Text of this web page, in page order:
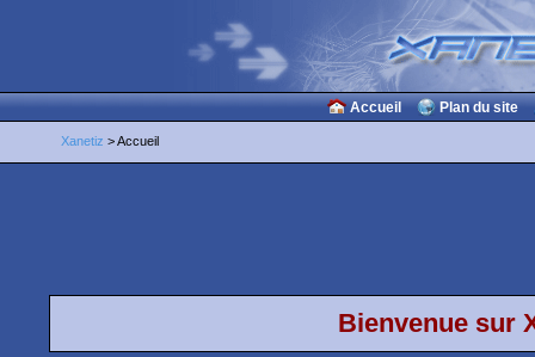
Accueil Plan du site
Xanetiz > Accueil
Bienvenue sur